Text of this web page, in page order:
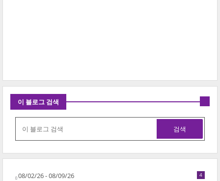
이 블로그 검색
08/02/26 - 08/09/26 4